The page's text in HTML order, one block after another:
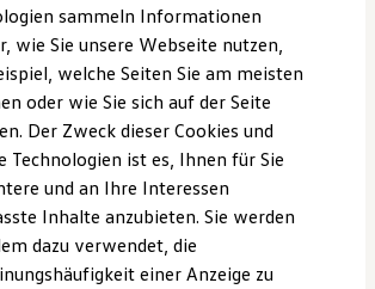
der ID. Modelle
im Winter
unterwegs
Zuhause
finden
und Lebensdauer
Ihre Reifen beim Rollen überwinden
Energie braucht Ihr Volkswagen
Autos liegen die Einsparungen zwischen
sammeln Informationen
wie Sie unsere Webseite nutzen,
welche Seiten Sie am meisten
oder wie Sie sich auf der Seite
Der Zweck dieser Cookies und
Technologien ist es, Ihnen für Sie
und an Ihre Interessen
Inhalte anzubieten. Sie werden
dazu verwendet, die
einer Anzeige zu